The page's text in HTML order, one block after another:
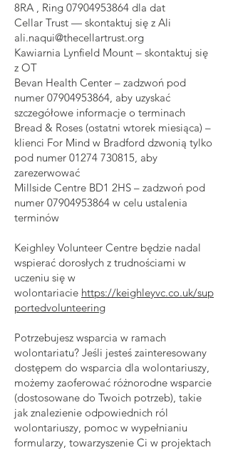
8RA , Ring 07904953864 dla dat
Cellar Trust — skontaktuj się z Ali
ali.naqui@thecellartrust.org
Kawiarnia Lynfield Mount – skontaktuj się
z OT
Bevan Health Center – zadzwoń pod
numer 07904953864, aby uzyskać
szczegółowe informacje o terminach
Bread & Roses (ostatni wtorek miesiąca) –
klienci For Mind w Bradford dzwonią tylko
pod numer 01274 730815, aby
zarezerwować
Millside Centre BD1 2HS – zadzwoń pod
numer 07904953864 w celu ustalenia
terminów
Keighley Volunteer Centre będzie nadal
wspierać dorosłych z trudnościami w
uczeniu się w
wolontariacie https://keighleyvc.co.uk/sup
portedvolunteering
Potrzebujesz wsparcia w ramach
wolontariatu? Jeśli jesteś zainteresowany
dostępem do wsparcia dla wolontariuszy,
możemy zaoferować różnorodne wsparcie
(dostosowane do Twoich potrzeb), takie
jak znalezienie odpowiednich ról
wolontariuszy, pomoc w wypełnianiu
formularzy, towarzyszenie Ci w projektach